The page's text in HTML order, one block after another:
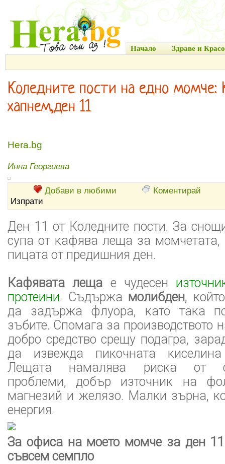
Начало Здраве и
Коледните пости на едно момче:
хапнем,ден 11
Hera.bg
Инна Георгиева
Добави в любими
Коментирай
Изпрати
Ден 11 от Коледните пости. За
супа от кафява леща за
пицата от предишния ден.
Кафявата леща е чудесен
протеини. Съдържа молибден,
да задържа флуора, като така
зъбите. Спомага за производството
добро средство срещу подагра,
да извежда пикочната
Лещата намалява риска от
проблеми, добър източник на
магнезий и желязо. Малки зърна,
енергия.
За офиса на моето момче за ден
съвсем семпло